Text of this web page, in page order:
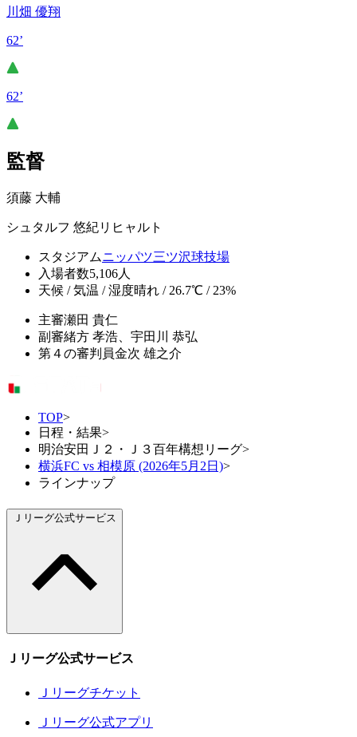
川畑 優翔
62’
62’
監督
須藤 大輔
シュタルフ 悠紀リヒャルト
スタジアムニッパツ三ツ沢球技場
入場者数5,106人
天候 / 気温 / 湿度晴れ / 26.7℃ / 23%
主審瀬田 貴仁
副審緒方 孝浩、宇田川 恭弘
第４の審判員金次 雄之介
TOP>
日程・結果>
明治安田Ｊ２・Ｊ３百年構想リーグ>
横浜FC vs 相模原 (2026年5月2日)>
ラインナップ
Ｊリーグ公式サービス
Ｊリーグ公式サービス
Ｊリーグチケット
Ｊリーグ公式アプリ